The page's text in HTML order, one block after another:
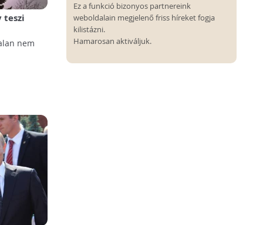
teszi
nem
Ez a funkció bizonyos partnereink
weboldalain megjelenő friss híreket fogja
kilistázni.
Hamarosan aktiváljuk.